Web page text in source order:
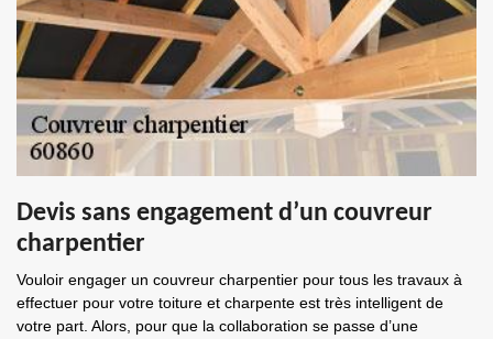
Devis sans engagement d’un couvreur
charpentier
Vouloir engager un couvreur charpentier pour tous les travaux à
effectuer pour votre toiture et charpente est très intelligent de
votre part. Alors, pour que la collaboration se passe d’une